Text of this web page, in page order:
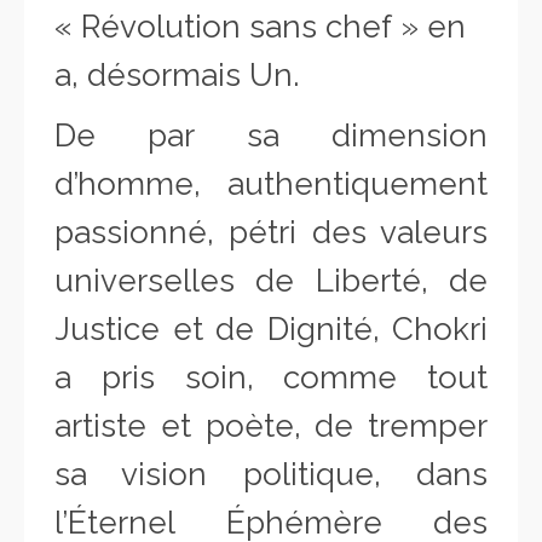
« Révolution sans chef » en
a, désormais Un.
De par sa dimension
d’homme, authentiquement
passionné, pétri des valeurs
universelles de Liberté, de
Justice et de Dignité, Chokri
a pris soin, comme tout
artiste et poète, de tremper
sa vision politique, dans
l’Éternel Éphémère des